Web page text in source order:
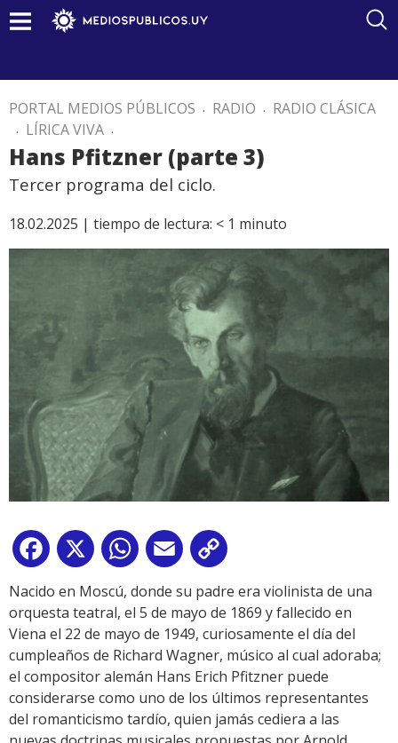
PORTAL MEDIOS PÚBLICOS . RADIO . RADIO CLÁSICA
. LÍRICA VIVA .
Hans Pfitzner (parte 3)
Tercer programa del ciclo.
18.02.2025 | tiempo de lectura: < 1 minuto
Facebook
X WhatsApp
Email
Link
Nacido en Moscú, donde su padre era violinista de una
orquesta teatral, el 5 de mayo de 1869 y fallecido en
Viena el 22 de mayo de 1949, curiosamente el día del
cumpleaños de Richard Wagner, músico al cual adoraba;
el compositor alemán Hans Erich Pfitzner puede
considerarse como uno de los últimos representantes
del romanticismo tardío, quien jamás cediera a las